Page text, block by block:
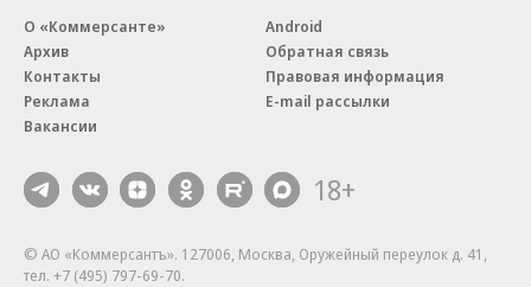
О «Коммерсанте»
Архив
Контакты
Реклама
Вакансии
Android
Обратная связь
Правовая информация
E-mail рассылки
18+
© АО «Коммерсантъ». 127006, Москва, Оружейный переулок д. 41,
тел. +7 (495) 797-69-70.